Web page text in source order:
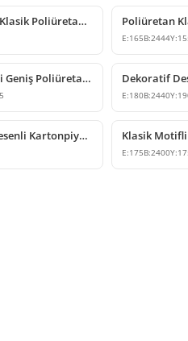
Geniş Motifli Klasik Poliüretan Kartonpiyer Tasarımı
E:165B:2444Y:
Klasik Desenli Geniş Poliüretan Kartonpiyer Modeli
E:180B:2440Y:
Poliüretan Desenli Kartonpiyer Tavan Dekoru Modeli
E:175B:2400Y: